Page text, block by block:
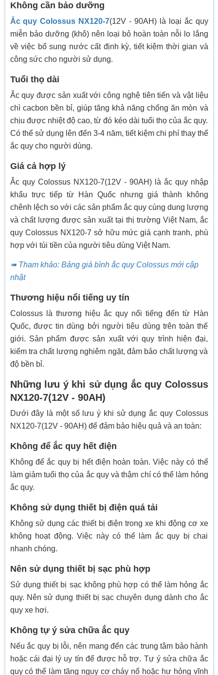
Không cần bảo dưỡng
Ắc quy Colossus NX120-7(12V - 90AH) là loại ắc quy
miễn bảo dưỡng (khô) nên loại bỏ hoàn toàn nỗi lo lắng
về việc bổ sung nước cất định kỳ, tiết kiệm thời gian và
công sức cho người sử dụng.
Tuổi thọ dài
Ắc quy được sản xuất với công nghệ tiên tiến và vật liệu
chì cacbon bền bỉ, giúp tăng khả năng chống ăn mòn và
chịu được nhiệt độ cao, từ đó kéo dài tuổi thọ của ắc quy.
Có thể sử dụng lên đến 3-4 năm, tiết kiệm chi phí thay thế
ắc quy cho người dùng.
Giá cả hợp lý
Ắc quy Colossus NX120-7(12V - 90AH) là ắc quy nhập
khẩu trực tiếp từ Hàn Quốc nhưng giá thành không
chênh lệch so với các sản phẩm ắc quy cùng dung lượng
và chất lượng được sản xuất tại thị trường Việt Nam, ắc
quy Colossus NX120-7 sở hữu mức giá cạnh tranh, phù
hợp với túi tiền của người tiêu dùng Việt Nam.
➠ Tham khảo: Bảng giá bình ắc quy Colossus mới cập
nhật
Thương hiệu nổi tiếng uy tín
Colossus là thương hiệu ắc quy nổi tiếng đến từ Hàn
Quốc, được tin dùng bởi người tiêu dùng trên toàn thế
giới. Sản phẩm được sản xuất với quy trình hiện đại,
kiểm tra chất lượng nghiêm ngặt, đảm bảo chất lượng và
độ bền bỉ.
Những lưu ý khi sử dụng ắc quy Colossus
NX120-7(12V - 90AH)
Dưới đây là một số lưu ý khi sử dụng ắc quy Colossus
NX120-7(12V - 90AH) để đảm bảo hiệu quả và an toàn:
Không để ắc quy hết điện
Không để ắc quy bị hết điện hoàn toàn. Việc này có thể
làm giảm tuổi thọ của ắc quy và thậm chí có thể làm hỏng
ắc quy.
Không sử dụng thiết bị điện quá tải
Không sử dụng các thiết bị điện trong xe khi động cơ xe
không hoạt động. Việc này có thể làm ắc quy bị chai
nhanh chóng.
Nên sử dụng thiết bị sạc phù hợp
Sử dụng thiết bị sạc không phù hợp có thể làm hỏng ắc
quy. Nên sử dụng thiết bị sạc chuyên dụng dành cho ắc
quy xe hơi.
Không tự ý sửa chữa ắc quy
Nếu ắc quy bị lỗi, nên mang đến các trung tâm bảo hành
hoặc cái đại lý uy tín để được hỗ trợ. Tự ý sửa chữa ắc
quy có thể làm tăng nguy cơ cháy nổ hoặc hư hỏng vĩnh